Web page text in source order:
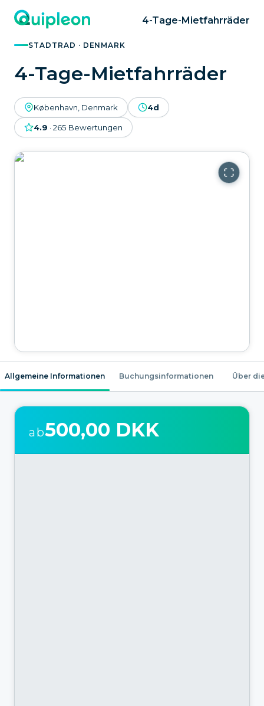
4-Tage-Mietfahrräder
STADTRAD · DENMARK
4-Tage-Mietfahrräder
København, Denmark 4d
4.9 · 265 Bewertungen
Allgemeine Informationen Buchungsinformationen Über
ab500,00 DKK